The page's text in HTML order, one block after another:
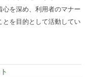
を深め、利用者のマナー
とを目的として活動してい